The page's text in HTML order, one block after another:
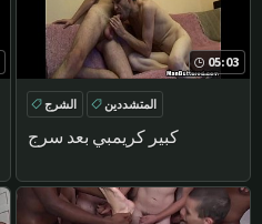
05:03
كبير كريمبي بعد سرج
الشرج
المتشددين
سرج